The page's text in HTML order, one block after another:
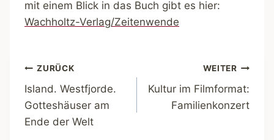
mit einem Blick in das Buch gibt es hier:
Wachholtz-Verlag/Zeitenwende
Beitragsnavigation
ZURÜCK
Island. Westfjorde.
Gotteshäuser am
Ende der Welt
WEITER
Kultur im Filmformat:
Familienkonzert